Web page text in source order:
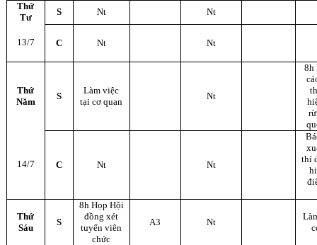
Thứ
Tư
S Nt Nt
13/7 C Nt Nt
Thứ
Năm
S
Làm việc
tại cơ quan
Nt
8h
14/7 C Nt Nt
thí
Thứ
Sáu
S
8h Họp Hội
đồng xét
tuyển viên
chức
A3 Nt